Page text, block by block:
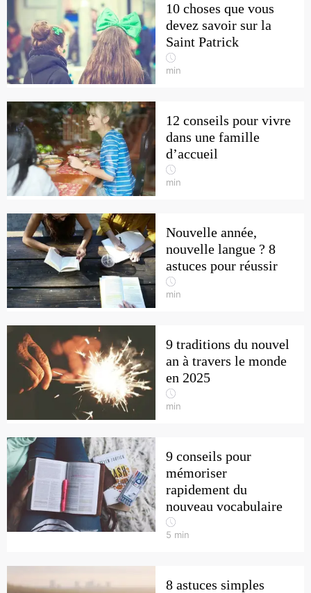
10 choses que vous
devez savoir sur la
Saint Patrick
min
12 conseils pour vivre
dans une famille
d’accueil
min
Nouvelle année,
nouvelle langue ? 8
astuces pour réussir
min
9 traditions du nouvel
an à travers le monde
en 2025
min
9 conseils pour
mémoriser
rapidement du
nouveau vocabulaire
5 min
8 astuces simples